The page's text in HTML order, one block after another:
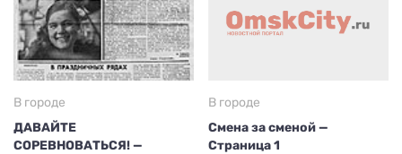
В городе
ДАВАЙТЕ
СОРЕВНОВАТЬСЯ! —
В городе
Смена за сменой —
Страница 1